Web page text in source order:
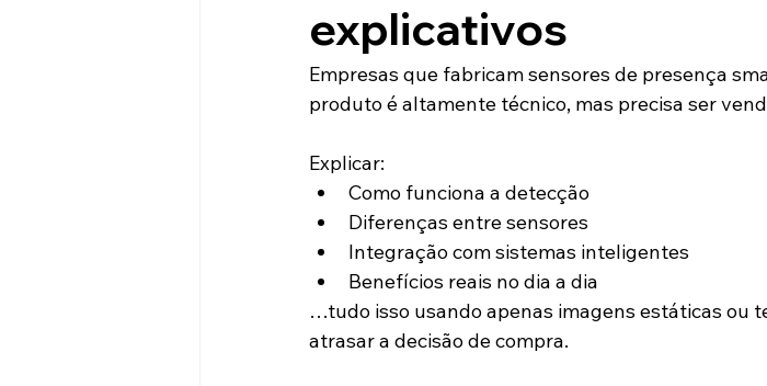
explicativos
Empresas que fabricam sensores de presença
produto é altamente técnico, mas precisa ser
Explicar:
Como funciona a detecção
Diferenças entre sensores
Integração com sistemas inteligentes
Benefícios reais no dia a dia
…tudo isso usando apenas imagens estáticas ou
atrasar a decisão de compra.